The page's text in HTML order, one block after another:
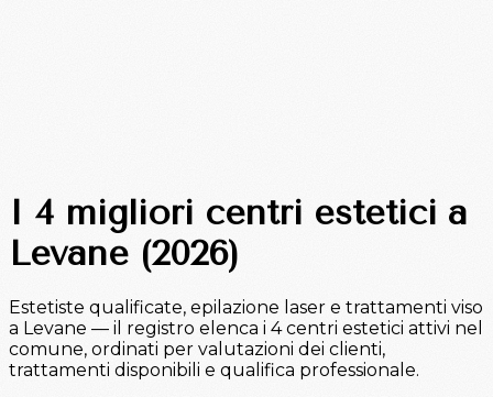
I 4 migliori centri estetici a
Levane (2026)
Estetiste qualificate, epilazione laser e trattamenti viso
a Levane — il registro elenca i 4 centri estetici attivi nel
comune, ordinati per valutazioni dei clienti,
trattamenti disponibili e qualifica professionale.